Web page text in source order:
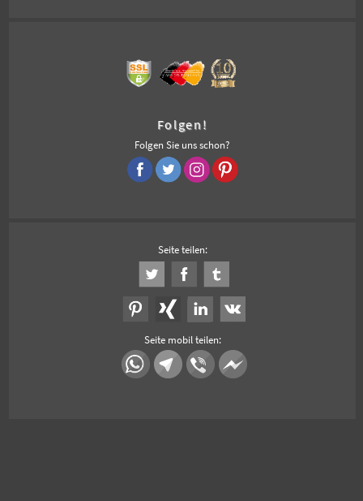
Folgen!
Folgen Sie uns schon?
Seite teilen:
Seite mobil teilen: